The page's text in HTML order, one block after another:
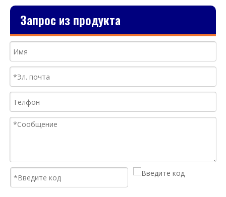
Запрос из продукта